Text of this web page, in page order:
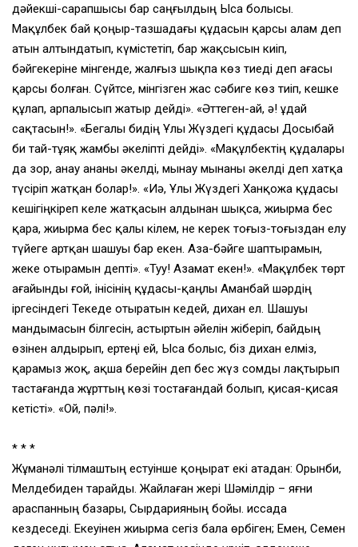
дәйекші-сарапшысы бар саңғылдың Ыса болысы.
Мақұлбек бай қоңыр-тазшадағы құдасын қарсы алам деп
атын алтындатып, күмістетіп, бар жақсысын киіп,
бәйгекеріне мінгенде, жалғыз шықпа көз тиеді деп ағасы
қарсы болған. Сүйтсе, мінгізген жас сәбиге көз тиіп, кешке
құлап, арпалысып жатыр дейді». «Әттеген-ай, ә! Құдай
сақтасын!». «Бегалы бидің Ұлы Жүздегі құдасы Досыбай
би тай-тұяқ жамбы әкеліпті дейді». «Мақұлбектің құдалары
да зор, анау ананы әкелді, мынау мынаны әкелді деп хатқа
түсіріп жатқан болар!». «Иә, Ұлы Жүздегі Ханқожа құдасы
кешігіңкіреп келе жатқасын алдынан шықса, жиырма бес
қара, жиырма бес қалы кілем, не керек тоғыз-тоғыздан елу
түйеге артқан шашуы бар екен. Аза-бәйге шаптырамын,
жеке отырамын депті». «Туу! Азамат екен!». «Мақұлбек төрт
ағайынды ғой, інісінің құдасы-қаңлы Аманбай шәрдің
іргесіндегі Текеде отыратын кедей, дихан ел. Шашуы
мандымасын білгесін, астыртын әйелін жіберіп, байдың
өзінен алдырып, ертеңі ей, Ыса болыс, біз дихан елміз,
қарамыз жоқ, ақша берейін деп бес жүз сомды лақтырып
тастағанда жұрттың көзі тостағандай болып, қисая-қисая
кетісті». «Ой, пәлі!».
* * *
Жұманәлі тілмаштың естуінше қоңырат екі атадан: Орынби,
Мелдебиден тарайды. Жайлаған жері Шәмілдір – яғни
Қараспанның базары, Сырдарияның бойы. Қиссада
кездеседі. Екеуінен жиырма сегіз бала өрбіген; Емен, Семен